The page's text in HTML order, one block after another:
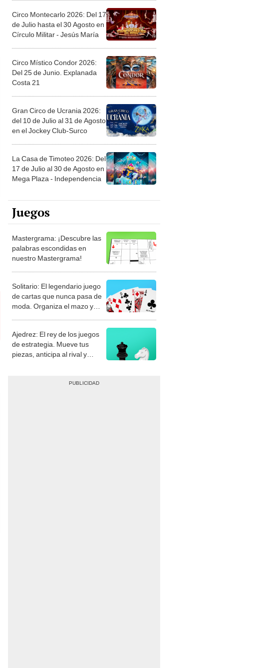
de Julio hasta el 30 Agosto en
Círculo Militar - Jesús María
Del 25 de Junio. Explanada
Costa 21
del 10 de Julio al 31 de Agosto
en el Jockey Club-Surco
17 de Julio al 30 de Agosto en
Mega Plaza - Independencia
Juegos
palabras escondidas en
nuestro Mastergrama!
de cartas que nunca pasa de
moda. Organiza el mazo y
demuestra tu habilidad.
de estrategia. Mueve tus
piezas, anticipa al rival y
consigue el jaque mate.